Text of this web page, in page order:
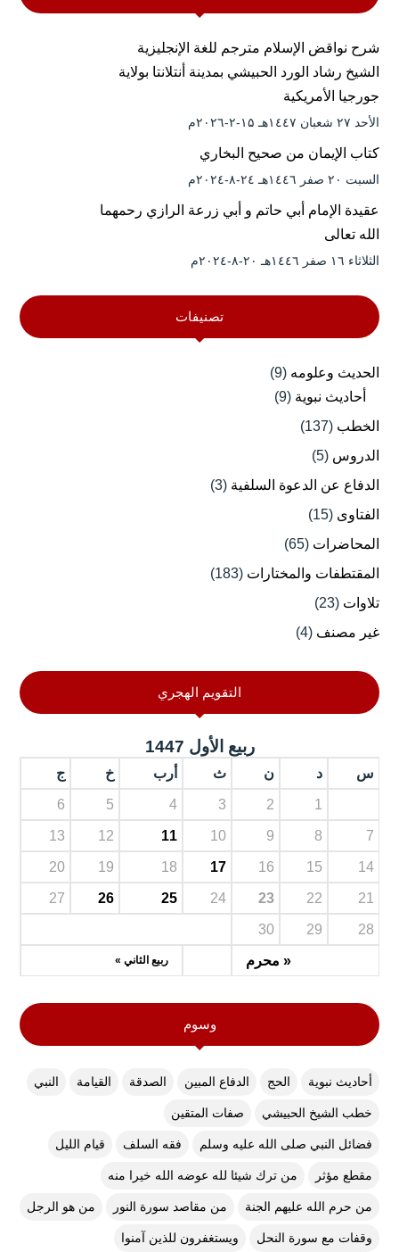
شرح نواقض الإسلام مترجم للغة الإنجليزية
الشيخ رشاد الورد الحبيشي بمدينة أنتلانتا بولاية
جورجيا الأمريكية
الأحد ۲۷ شعبان ۱٤٤۷هـ ۱۵-۲-۲۰۲٦م
كتاب الإيمان من صحيح البخاري
السبت ۲۰ صفر ۱٤٤٦هـ ۲٤-۸-۲۰۲٤م
عقيدة الإمام أبي حاتم و أبي زرعة الرازي رحمهما
الله تعالى
الثلاثاء ۱٦ صفر ۱٤٤٦هـ ۲۰-۸-۲۰۲٤م
تصنيفات
الحديث وعلومه (9)
أحاديث نبوية (9)
الخطب (137)
الدروس (5)
الدفاع عن الدعوة السلفية (3)
الفتاوى (15)
المحاضرات (65)
المقتطفات والمختارات (183)
تلاوات (23)
غير مصنف (4)
التقويم الهجري
ربيع الأول 1447
س د ن ث أرب خ ج
« محرم ربيع الثاني »
1
2
3
4
5
6
7
8
9
10
11
12
13
14
15
16
17
18
19
20
21
22
23
24
25
26
27
28
29
30
وسوم
أحاديث نبوية الحج الدفاع المبين الصدقة القيامة النبي
خطب الشيخ الحبيشي صفات المتقين
فضائل النبي صلى الله عليه وسلم فقه السلف قيام الليل
مقطع مؤثر من ترك شيئا لله عوضه الله خيرا منه
من حرم الله عليهم الجنة من مقاصد سورة النور من هو الرجل
وقفات مع سورة النحل ويستغفرون للذين آمنوا